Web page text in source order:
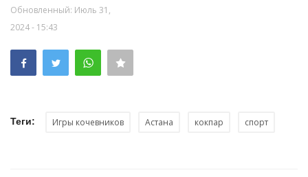
Обновленный: Июль 31,
2024 - 15:43
Теги: Игры кочевников Астана кокпар спорт